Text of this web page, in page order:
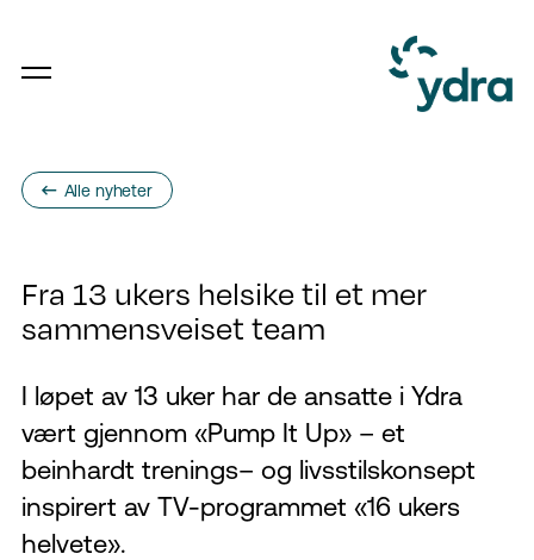
Alle nyheter
Fra 13 ukers helsike til et mer
sammensveiset team
I løpet av 13 uker har de ansatte i Ydra
vært gjennom «Pump It Up» – et
beinhardt trenings– og livsstilskonsept
inspirert av TV-programmet «16 ukers
helvete».